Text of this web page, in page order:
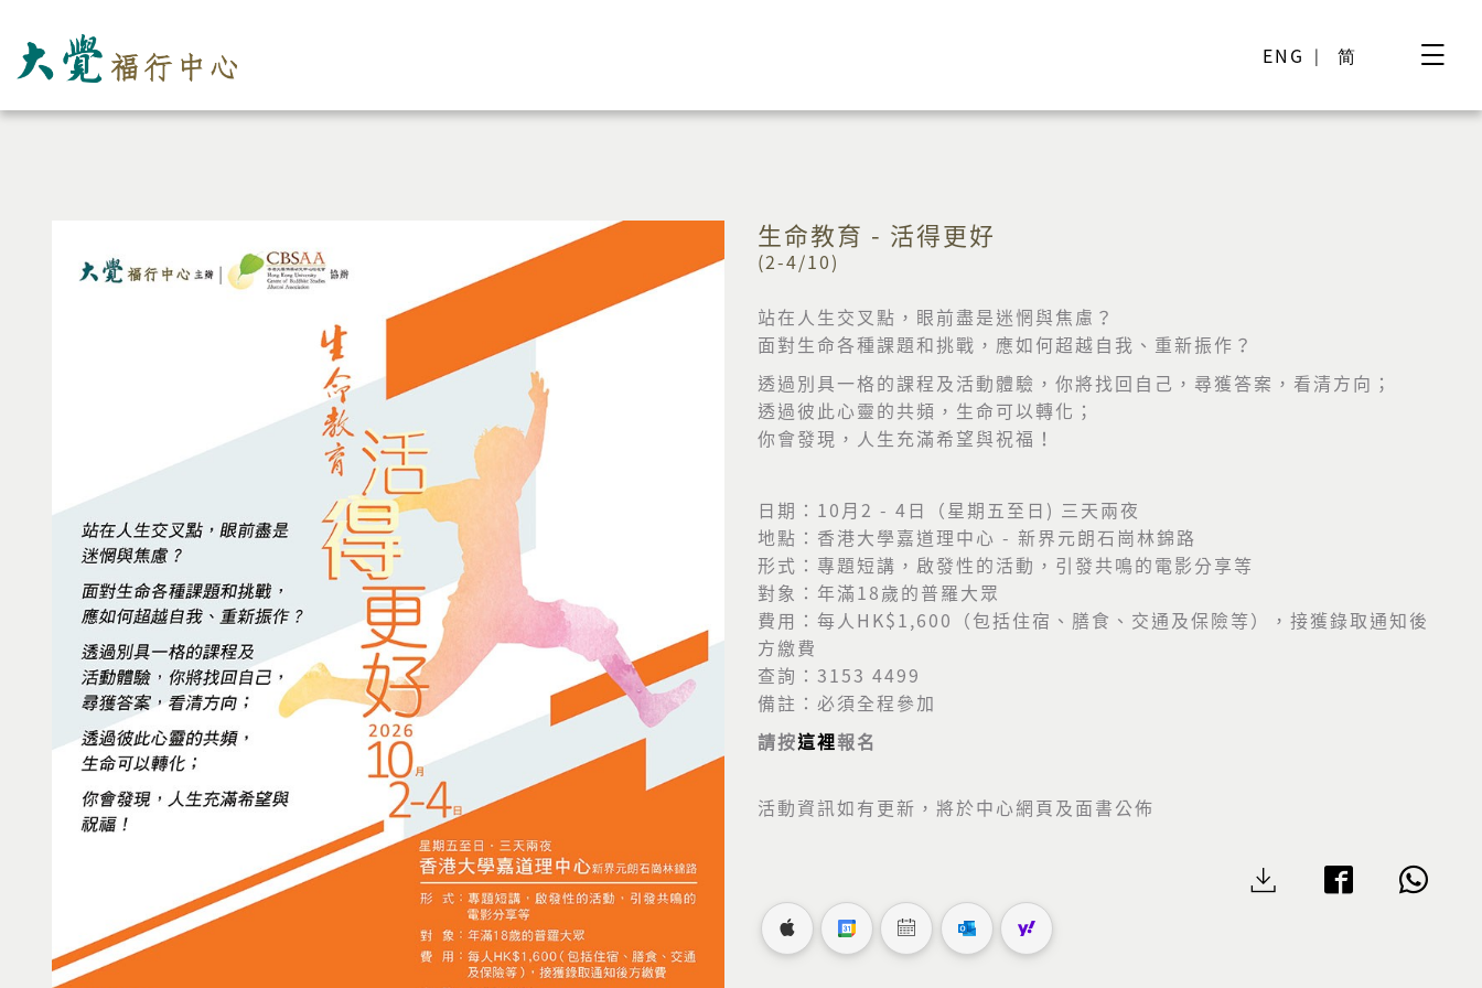
ENG 简
生命教育 - 活得更好
(2-4/10)
站在人生交叉點，眼前盡是迷惘與焦慮？
面對生命各種課題和挑戰，應如何超越自我、重新振作？
透過別具一格的課程及活動體驗，你將找回自己，尋獲答案，看清方向；
透過彼此心靈的共頻，生命可以轉化；
你會發現，人生充滿希望與祝福！
日期：10月2 - 4日（星期五至日) 三天兩夜
地點：香港大學嘉道理中心 - 新界元朗石崗林錦路
形式：專題短講，啟發性的活動，引發共鳴的電影分享等
對象：年滿18歲的普羅大眾
費用：每人HK$1,600（包括住宿、膳食、交通及保險等），接獲錄取通知後
方繳費
查詢：3153 4499
備註：必須全程參加
請按這裡報名
活動資訊如有更新，將於中心網頁及面書公佈